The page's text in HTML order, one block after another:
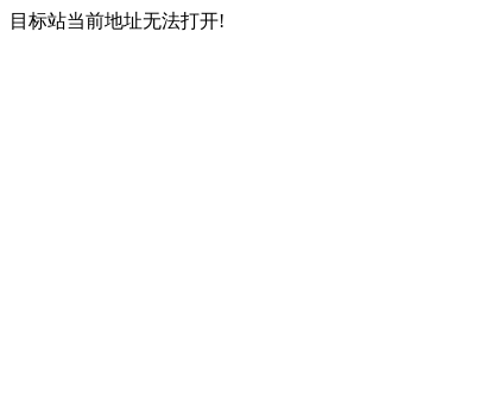
目标站当前地址无法打开!